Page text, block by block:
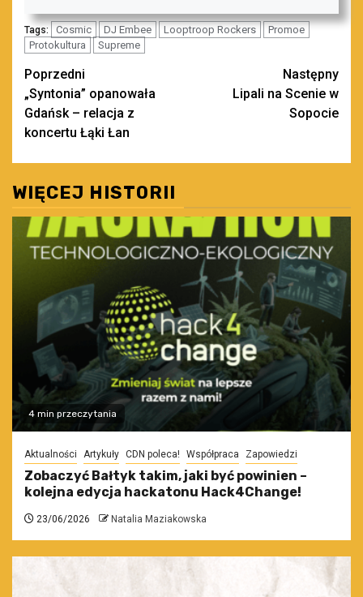
Tags: Cosmic DJ Embee Looptroop Rockers
Promoe
Protokultura
Supreme
Zobacz
wpisy
Poprzedni
„Syntonia” opanowała
Gdańsk – relacja z
koncertu Łąki Łan
Następny
Lipali na Scenie w
Sopocie
WIĘCEJ HISTORII
4 min przeczytania
Aktualności Artykuły CDN poleca! Współpraca Zapowiedzi
Zobaczyć Bałtyk takim, jaki być powinien –
kolejna edycja hackatonu Hack4Change!
23/06/2026 Natalia Maziakowska